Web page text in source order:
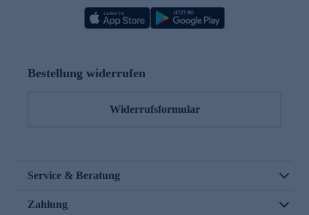
Bestellung widerrufen
Widerrufsformular
Service & Beratung
Zahlung